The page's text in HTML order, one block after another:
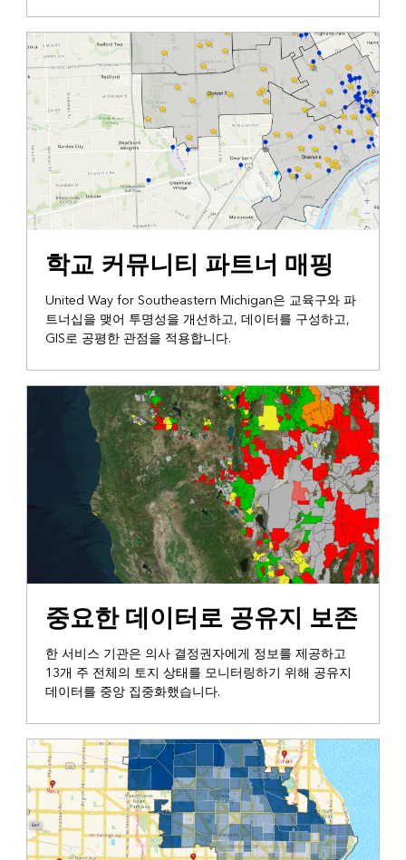
협업
학교 커뮤니티 파트너 매핑
United Way for Southeastern Michigan은 교육구와 파
트너십을 맺어 투명성을 개선하고, 데이터를 구성하고,
GIS로 공평한 관점을 적용합니다.
데이터 관리
중요한 데이터로 공유지 보존
한 서비스 기관은 의사 결정권자에게 정보를 제공하고
13개 주 전체의 토지 상태를 모니터링하기 위해 공유지
데이터를 중앙 집중화했습니다.